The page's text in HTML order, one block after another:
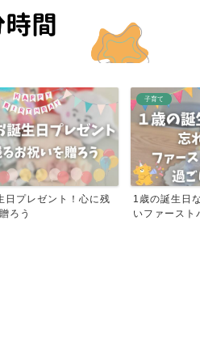
日プレゼント！心に残
ろう
子育て
1歳の誕生日
いファースト